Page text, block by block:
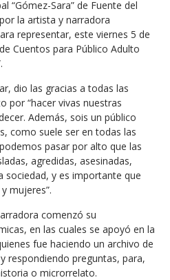
“Gómez-Sara” de Fuente del
la artista y narradora
representar, este viernes 5 de
Cuentos para Público Adulto
dio las gracias a todas las
por “hacer vivas nuestras
Además, sois un público
como suele ser en todas las
pasar por alto que las
agredidas, asesinadas,
sociedad, y es importante que
mujeres”.
comenzó su
en las cuales se apoyó en la
fue haciendo un archivo de
respondiendo preguntas, para,
o microrrelato.